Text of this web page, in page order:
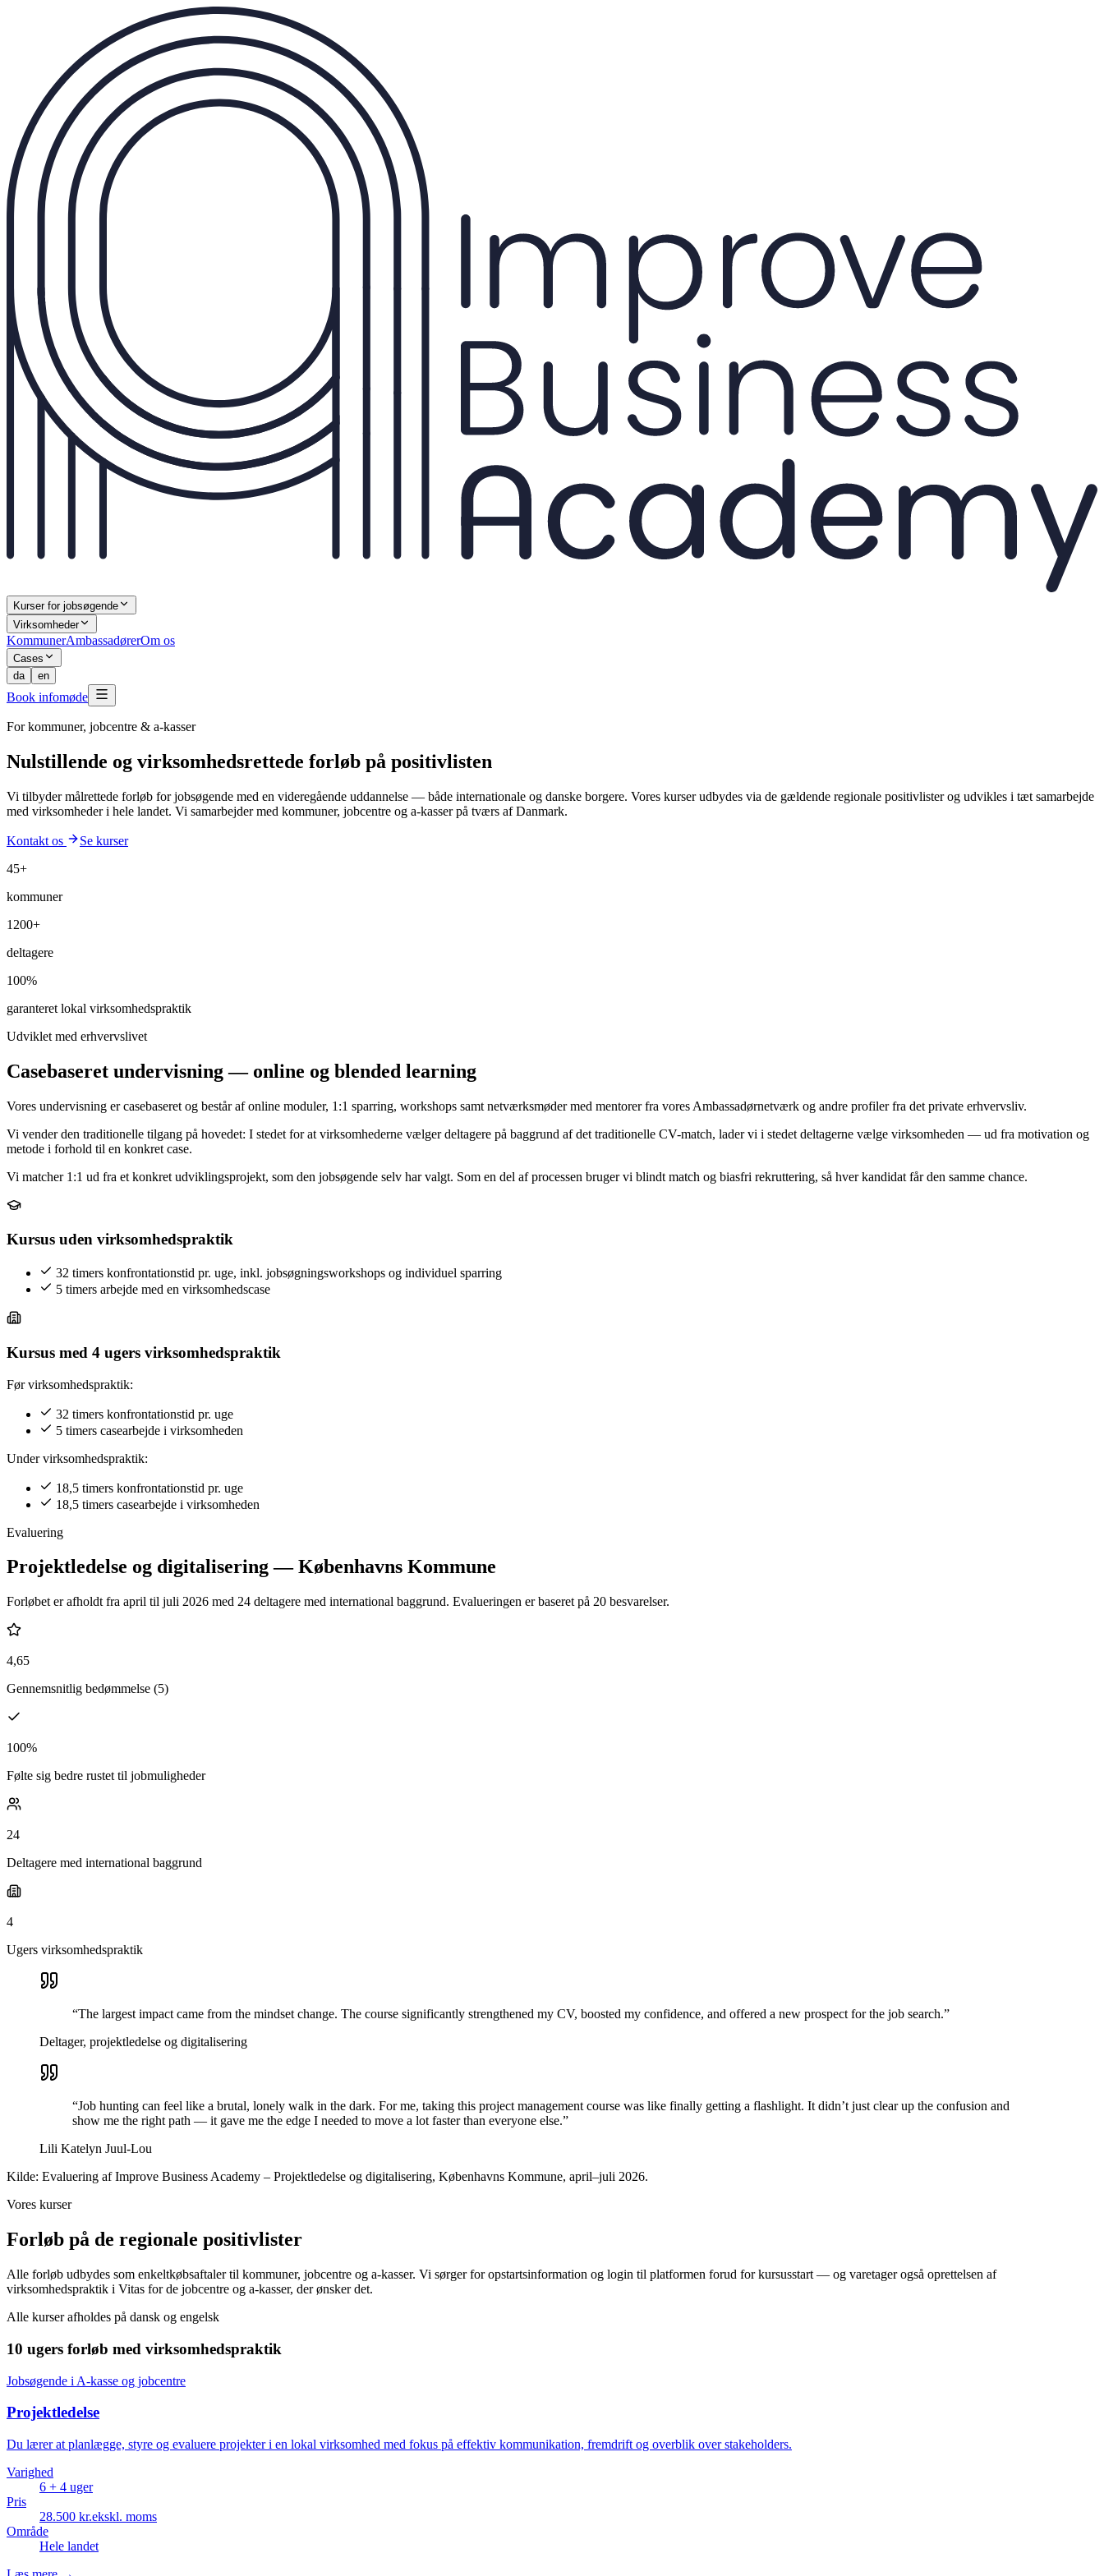
Kurser for jobsøgende
Virksomheder
KommunerAmbassadørerOm os
Cases
da
en
Book infomøde
For kommuner, jobcentre & a-kasser
Nulstillende og virksomhedsrettede forløb på positivlisten
Vi tilbyder målrettede forløb for jobsøgende med en videregående uddannelse — både internationale og danske borgere. Vores kurser udbydes via de gældende regionale positivlister og udvikles i tæt samarbejde
med virksomheder i hele landet. Vi samarbejder med kommuner, jobcentre og a-kasser på tværs af Danmark.
Kontakt os
Se kurser
45+
kommuner
1200+
deltagere
100%
garanteret lokal virksomhedspraktik
Udviklet med erhvervslivet
Casebaseret undervisning — online og blended learning
Vores undervisning er casebaseret og består af online moduler, 1:1 sparring, workshops samt netværksmøder med mentorer fra vores Ambassadørnetværk og andre profiler fra det private erhvervsliv.
Vi vender den traditionelle tilgang på hovedet: I stedet for at virksomhederne vælger deltagere på baggrund af det traditionelle CV-match, lader vi i stedet deltagerne vælge virksomheden — ud fra motivation og
metode i forhold til en konkret case.
Vi matcher 1:1 ud fra et konkret udviklingsprojekt, som den jobsøgende selv har valgt. Som en del af processen bruger vi blindt match og biasfri rekruttering, så hver kandidat får den samme chance.
Kursus uden virksomhedspraktik
32 timers konfrontationstid pr. uge, inkl. jobsøgningsworkshops og individuel sparring
5 timers arbejde med en virksomhedscase
Kursus med 4 ugers virksomhedspraktik
Før virksomhedspraktik:
32 timers konfrontationstid pr. uge
5 timers casearbejde i virksomheden
Under virksomhedspraktik:
18,5 timers konfrontationstid pr. uge
18,5 timers casearbejde i virksomheden
Evaluering
Projektledelse og digitalisering — Københavns Kommune
Forløbet er afholdt fra april til juli 2026 med 24 deltagere med international baggrund. Evalueringen er baseret på 20 besvarelser.
4,65
Gennemsnitlig bedømmelse (5)
100%
Følte sig bedre rustet til jobmuligheder
24
Deltagere med international baggrund
4
Ugers virksomhedspraktik
“The largest impact came from the mindset change. The course significantly strengthened my CV, boosted my confidence, and offered a new prospect for the job search.”
Deltager, projektledelse og digitalisering
“Job hunting can feel like a brutal, lonely walk in the dark. For me, taking this project management course was like finally getting a flashlight. It didn’t just clear up the confusion and
show me the right path — it gave me the edge I needed to move a lot faster than everyone else.”
Lili Katelyn Juul-Lou
Kilde: Evaluering af Improve Business Academy – Projektledelse og digitalisering, Københavns Kommune, april–juli 2026.
Vores kurser
Forløb på de regionale positivlister
Alle forløb udbydes som enkeltkøbsaftaler til kommuner, jobcentre og a-kasser. Vi sørger for opstartsinformation og login til platformen forud for kursusstart — og varetager også oprettelsen af
virksomhedspraktik i Vitas for de jobcentre og a-kasser, der ønsker det.
Alle kurser afholdes på dansk og engelsk
10 ugers forløb med virksomhedspraktik
Jobsøgende i A-kasse og jobcentre
Projektledelse
Du lærer at planlægge, styre og evaluere projekter i en lokal virksomhed med fokus på effektiv kommunikation, fremdrift og overblik over stakeholders.
Varighed
6 + 4 uger
Pris
28.500 kr.ekskl. moms
Område
Hele landet